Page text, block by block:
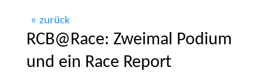
zurück
RCB@Race: Zweimal Podium
und ein Race Report